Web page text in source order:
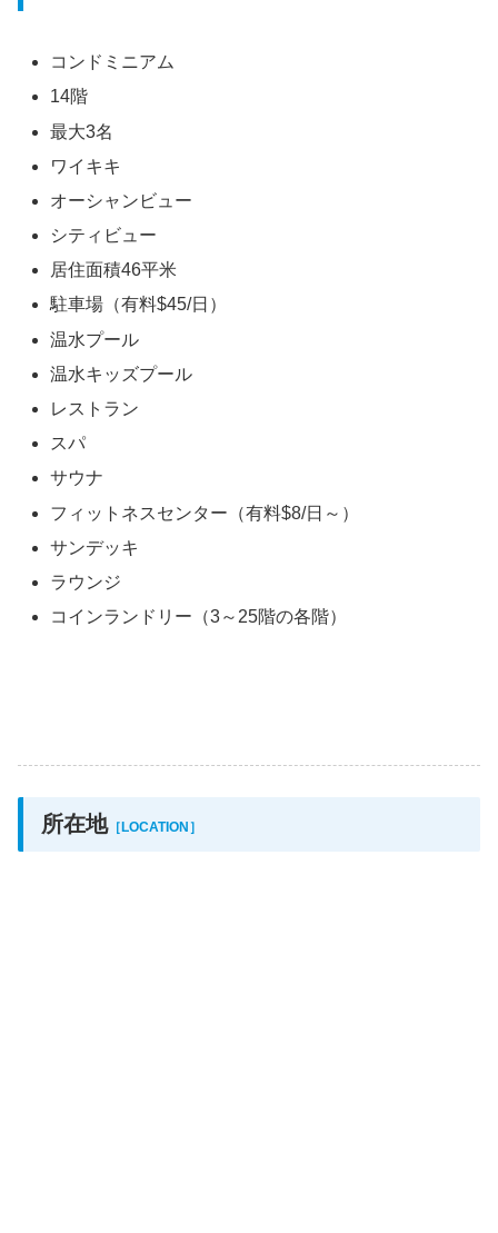
コンドミニアム
14階
最大3名
ワイキキ
オーシャンビュー
シティビュー
居住面積46平米
駐車場（有料$45/日）
温水プール
温水キッズプール
レストラン
スパ
サウナ
フィットネスセンター（有料$8/日～）
サンデッキ
ラウンジ
コインランドリー（3～25階の各階）
所在地［LOCATION］